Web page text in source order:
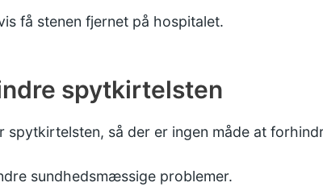
få stenen fjernet på hospitalet.
spytkirtelsten
så der er ingen måde at
sundhedsmæssige problemer.